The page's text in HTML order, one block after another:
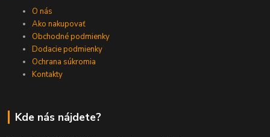
O nás
Ako nakupovať
Obchodné podmienky
Dodacie podmienky
Ochrana súkromia
Kontakty
Kde nás nájdete?